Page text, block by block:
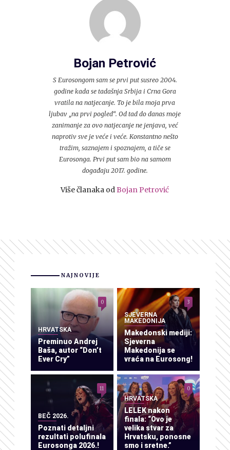
Bojan Petrović
S Eurosongom sam se prvi put susreo 2004.
godine kada se tadašnja Srbija i Crna Gora
vratila na natjecanje. To je bila moja prva
ljubav „na prvi pogled“. Od tad do danas moje
zanimanje za ovo natjecanje ne jenjava, već
naprotiv sve je veće i veće. Konstantno nešto
tražim, saznajem i spoznajem, a tiče se
Eurosonga. Prvi put sam bio na samom
događaju 2017. godine.
Više članaka odBojan Petrović
NAJNOVIJE
HRVATSKA
Preminuo Andrej
Baša, autor “Don’t
Ever Cry”
0
SJEVERNA
MAKEDONIJA
Makedonski mediji:
Sjeverna
Makedonija se
vraća na Eurosong!
3
BEČ 2026.
Poznati detaljni
rezultati polufinala
Eurosonga 2026.!
11
HRVATSKA
LELEK nakon
finala: “Ovo je
velika stvar za
Hrvatsku, ponosne
smo i sretne.”
0